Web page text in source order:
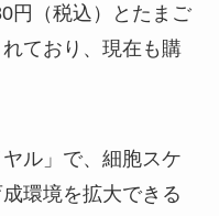
円（税込）とたまご
ており、現在も購
ル」で、細胞スケ
環境を拡大できる